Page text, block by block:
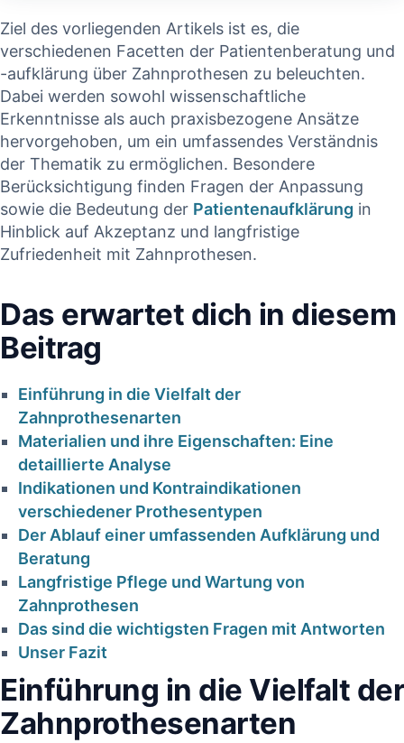
in
Risiko
für
2026
HKP korrekt
die PKV trotzdem
kürzt |
Zahnärzte
18. Januar 2026
Ziel des⁢ vorliegenden‌ Artikels ist es, die
verschiedenen Facetten der Patientenberatung und
-aufklärung‌ über Zahnprothesen zu beleuchten.
Dabei werden sowohl‌ wissenschaftliche
Erkenntnisse als ⁣auch praxisbezogene Ansätze
hervorgehoben, um⁣ ein umfassendes​ Verständnis
der⁢ Thematik zu ermöglichen. Besondere
Berücksichtigung​ finden Fragen der Anpassung
sowie die Bedeutung der⁢ Patientenaufklärung ​in
Hinblick auf Akzeptanz und langfristige
Zufriedenheit ‌mit ⁤Zahnprothesen.
Das erwartet dich⁢ in diesem
Beitrag
Einführung in⁣ die Vielfalt‌ der
Zahnprothesenarten
Materialien​ und⁤ ihre ‍Eigenschaften: Eine
detaillierte ​Analyse
Indikationen und Kontraindikationen
⁢verschiedener Prothesentypen
Der Ablauf einer umfassenden⁤ Aufklärung ⁢und
Beratung
Langfristige Pflege⁤ und⁣ Wartung ⁢von
Zahnprothesen
Das sind die wichtigsten Fragen mit Antworten
Unser Fazit
Einführung‌ in die Vielfalt der
Zahnprothesenarten